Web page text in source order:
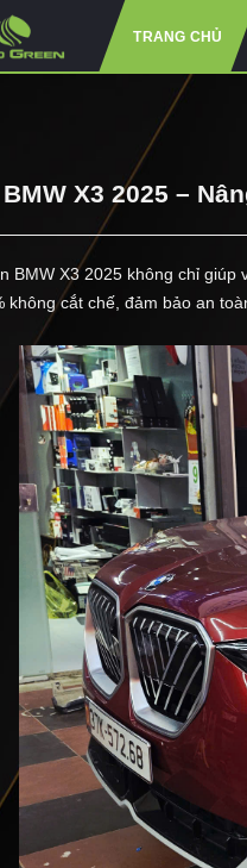
TRANG CHỦ
X3 2025 –
BMW X3 2025 không chỉ
không cắt chế, đảm bảo an